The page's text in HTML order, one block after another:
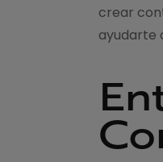
crear
ayudarte